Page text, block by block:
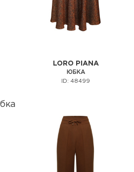
LORO PIANA
ЮБКА
ID: 48499